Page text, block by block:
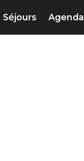
Séjours Agenda